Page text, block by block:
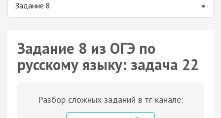
Задание 8
Задание 8 из ОГЭ по
русскому языку: задача 22
Разбор сложных заданий в тг-канале: